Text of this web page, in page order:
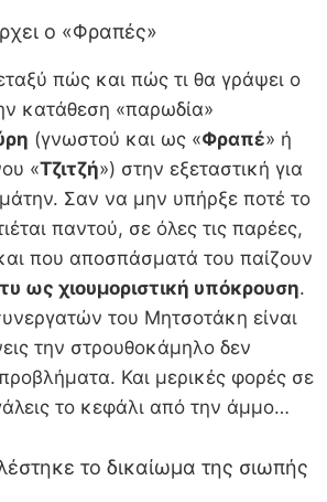
ο «Φραπές»
πώς και πώς τι θα γράψει ο
κατάθεση «παρωδία»
(γνωστού και ως «Φραπέ» ή
«Τζιτζή») στην εξεταστική για
Σαν να μην υπήρξε ποτέ το
παντού, σε όλες τις παρέες,
που αποσπάσματά του παίζουν
ως χιουμοριστική υπόκρουση.
του Μητσοτάκη είναι
την στρουθοκάμηλο δεν
Και μερικές φορές σε
το κεφάλι από την άμμο…
το δικαίωμα της σιωπής